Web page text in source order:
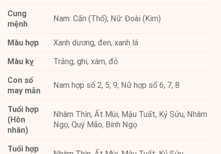
Cung
mệnh
Nam: Cấn (Thổ); Nữ: Đoài (Kim)
Màu hợp
Xanh dương, đen, xanh lá
Màu kỵ
Trắng, ghi, xám, đỏ
Con số
may mắn
Nam hợp số 2, 5, 9; Nữ hợp số 6, 7, 8
Tuổi hợp
(Hôn
nhân)
Nhâm Thìn, Ất Mùi, Mậu Tuất, Kỷ Sửu, Nhâm
Ngọ, Quý Mão, Bính Ngọ
Tuổi hợp